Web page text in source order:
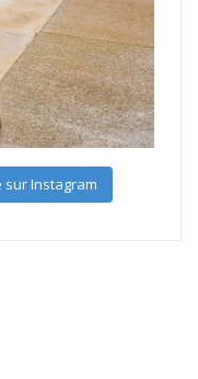
sur Instagram